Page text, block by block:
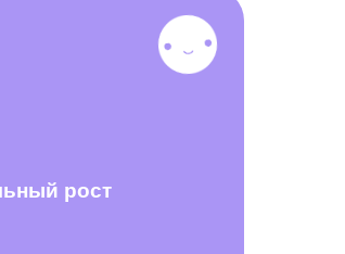
рост